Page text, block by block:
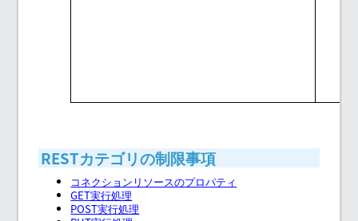
RESTカテゴリの制限事項
コネクションリソースのプロパティ
GET実行処理
POST実行処理